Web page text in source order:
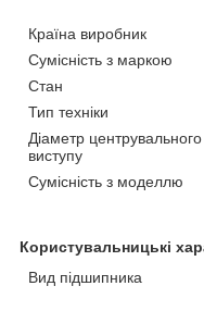
Країна виробник
Сумісність з маркою
Стан
Тип техніки
Діаметр центрувального
виступу
Сумісність з моделлю
Користувальницькі
Вид підшипника